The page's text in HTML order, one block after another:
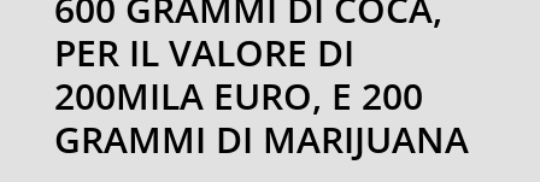
PER IL VALORE DI
200MILA EURO, E 200
GRAMMI DI MARIJUANA